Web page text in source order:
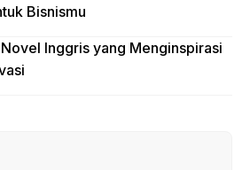
Bisnismu
Inggris yang Menginspirasi